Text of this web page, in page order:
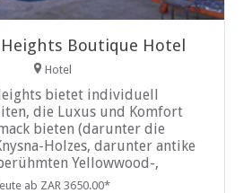
Boutique Hotel
Hotel
bietet individuell
die Luxus und Komfort
bieten (darunter die
Holzes, darunter antike
Yellowwood-,
Bäumen).
ab ZAR 3650.00*